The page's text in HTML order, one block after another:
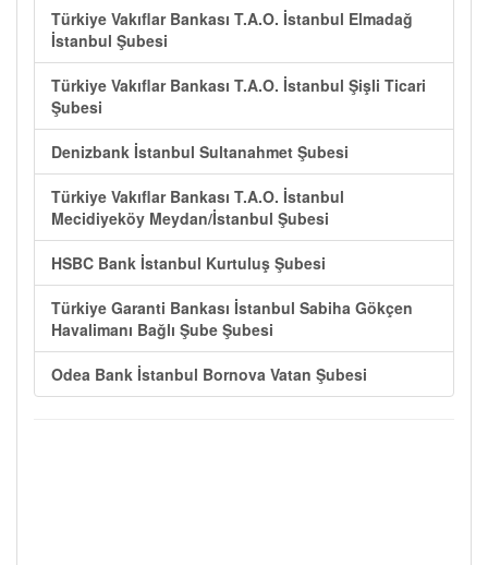
Türkiye Vakıflar Bankası T.A.O. İstanbul Elmadağ
İstanbul Şubesi
Türkiye Vakıflar Bankası T.A.O. İstanbul Şişli Ticari
Şubesi
Denizbank İstanbul Sultanahmet Şubesi
Türkiye Vakıflar Bankası T.A.O. İstanbul
Mecidiyeköy Meydan/İstanbul Şubesi
HSBC Bank İstanbul Kurtuluş Şubesi
Türkiye Garanti Bankası İstanbul Sabiha Gökçen
Havalimanı Bağlı Şube Şubesi
Odea Bank İstanbul Bornova Vatan Şubesi